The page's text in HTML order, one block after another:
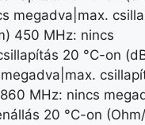
megadva|max.
450 MHz: nincs
20 °C-on
MHz: nincs
20 °C-on